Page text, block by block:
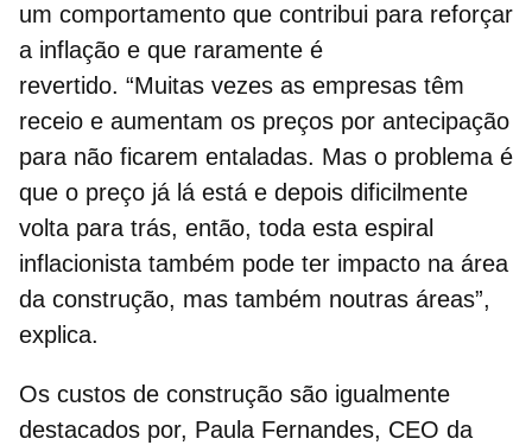
um comportamento que contribui para reforçar
a inflação e que raramente é
revertido. “Muitas vezes as empresas têm
receio e aumentam os preços por antecipação
para não ficarem entaladas. Mas o problema é
que o preço já lá está e depois dificilmente
volta para trás, então, toda esta espiral
inflacionista também pode ter impacto na área
da construção, mas também noutras áreas”,
explica.
Os custos de construção são igualmente
destacados por, Paula Fernandes, CEO da